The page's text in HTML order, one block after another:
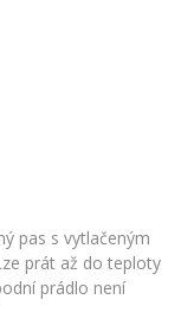
pas s vytlačeným
prát až do teploty
prádlo není